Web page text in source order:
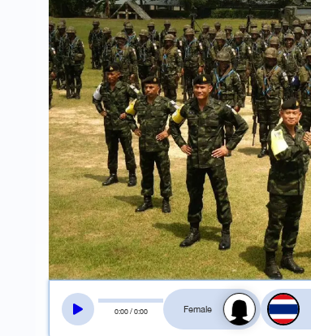
0:00/0:00
สลับเสียงอ่าน